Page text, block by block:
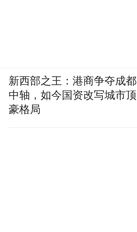
新西部之王：港商争夺成都
中轴，如今国资改写城市顶
豪格局